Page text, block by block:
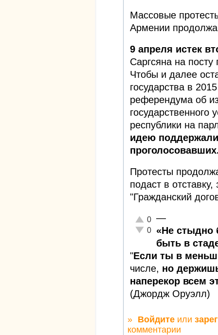
Массовые
Армении
9 апреля истек
Саргсяна на посту
Чтобы и далее
государства в
референдума об
государственного
республики на
идею
Протесты
подаст в
"Гражданский
Отлично!
0
Неадекватно!
0
—
«Не стыдно
быть в
"Если ты в
числе, но
наперекор всем
(Джордж Оруэлл)
» Войдите или
комментарии